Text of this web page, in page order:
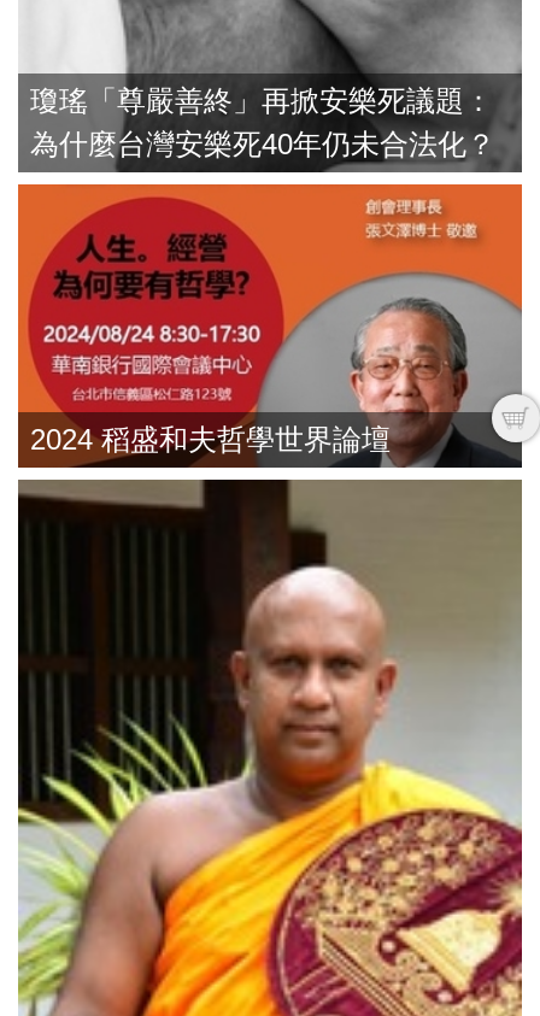
瓊瑤「尊嚴善終」再掀安樂死議題：
為什麼台灣安樂死40年仍未合法化？
2024 稻盛和夫哲學世界論壇